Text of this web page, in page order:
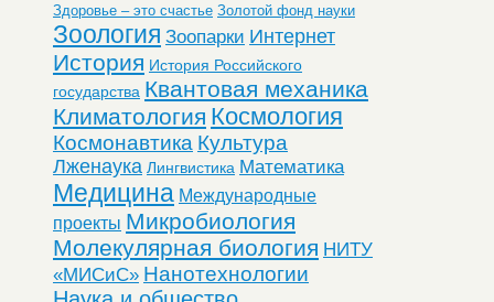
Здоровье – это счастье Золотой фонд науки
Зоология Зоопарки Интернет
История История Российского
государства Квантовая механика
Климатология Космология
Космонавтика Культура
Лженаука Лингвистика Математика
Медицина Международные
проекты Микробиология
Молекулярная биология НИТУ
«МИСиС» Нанотехнологии